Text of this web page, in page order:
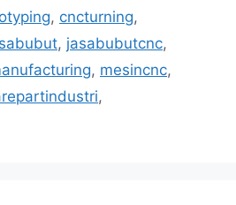
, cncturning,
, jasabubutcnc,
, mesincnc,
,